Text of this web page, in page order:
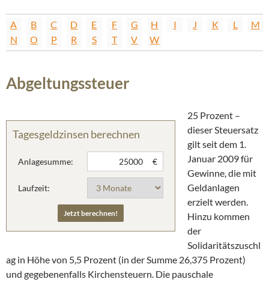
A B C D E F G H I J K L
M
N
O P R S T V W
Abgeltungssteuer
Tagesgeldzinsen berechnen
Anlagesumme: €
Laufzeit:
25 Prozent –
dieser Steuersatz
gilt seit dem 1.
Januar 2009 für
Gewinne, die mit
Geldanlagen
erzielt werden.
Hinzu kommen
der
Solidaritätszuschl
ag in Höhe von 5,5 Prozent (in der Summe 26,375 Prozent)
und gegebenenfalls Kirchensteuern. Die pauschale